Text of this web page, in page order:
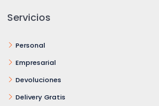
Servicios
Personal
Empresarial
Devoluciones
Delivery Gratis